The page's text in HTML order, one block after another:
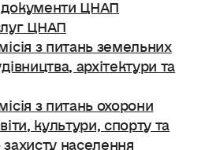
ЦНАП
з питань земельних
архітектури та
з питань охорони
культури, спорту та
населення